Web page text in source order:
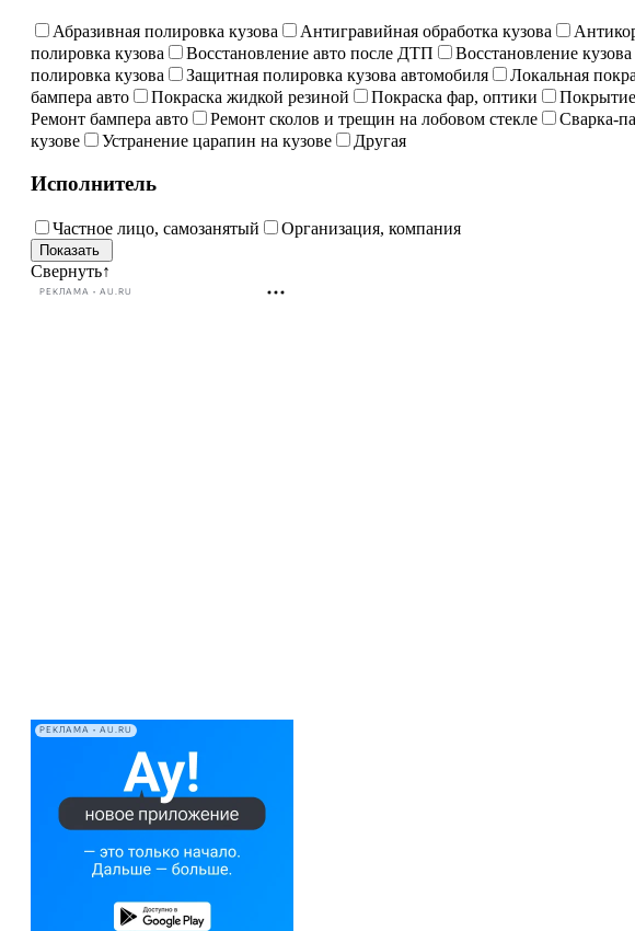
Абразивная полировка кузова Антигравийная обработка кузова
полировка кузова
Восстановление авто после ДТП Восстановление кузова
полировка кузова
Защитная полировка кузова автомобиля Локальная
бампера авто
Покраска жидкой резиной Покраска фар, оптики
Ремонт бампера авто
Ремонт сколов и трещин на лобовом стекле Сварка-
кузове
Устранение царапин на кузове Другая
Исполнитель
Частное лицо, самозанятый Организация, компания
Свернуть↑
РЕКЛАМА • AU.RU
РЕКЛАМА • AU.RU